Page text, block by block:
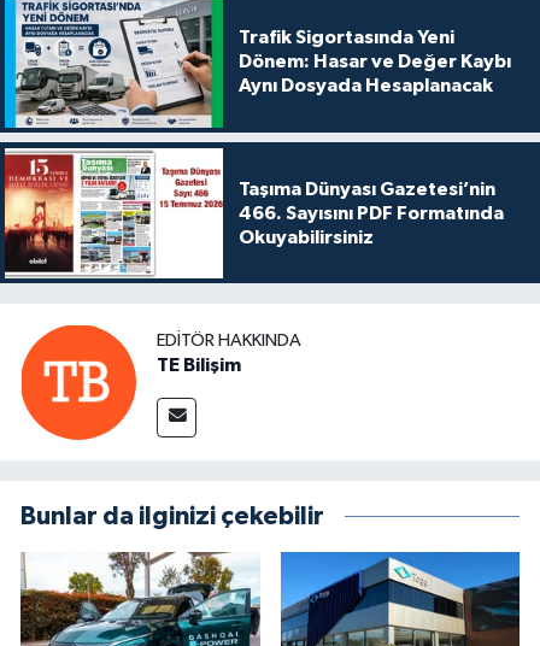
Trafik Sigortasında Yeni
Dönem: Hasar ve Değer Kaybı
Aynı Dosyada Hesaplanacak
Taşıma Dünyası Gazetesi’nin
466. Sayısını PDF Formatında
Okuyabilirsiniz
EDITÖR HAKKINDA
TE Bilişim
Bunlar da ilginizi çekebilir